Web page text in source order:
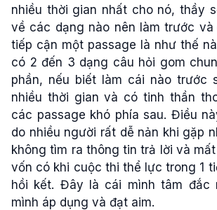
nhiều thời gian nhất cho nó, thầy
về các dạng nào nên làm trước và
tiếp cận một passage là như thế
có 2 đến 3 dạng câu hỏi gom
phần, nếu biết làm cái nào trước
nhiều thời gian và có tinh thần
các passage khó phía sau. Điều
do nhiều người rất dễ nản khi gặp
không tìm ra thông tin trả lời và
vốn có khi cuộc thi thể lực trong 1
hồi kết. Đây là cái mình tâm đắc
mình áp dụng và đạt aim.